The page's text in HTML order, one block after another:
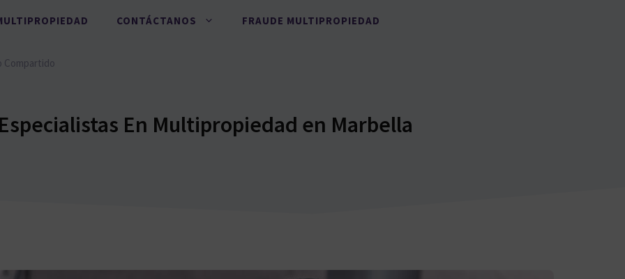
CONTÁCTANOS FRAUDE MULTIPROPIEDAD
Compartido
En Multipropiedad en Marbella